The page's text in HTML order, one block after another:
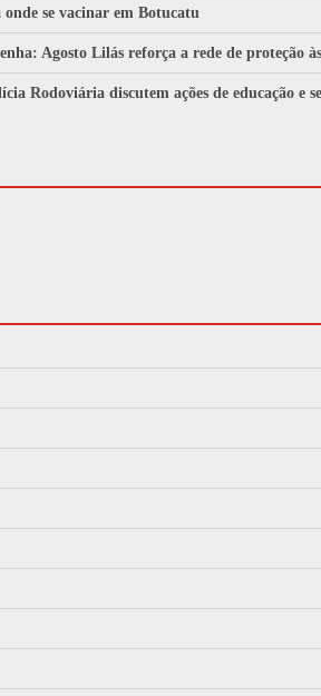
se vacinar em Botucatu
Agosto Lilás reforça a rede de proteção
Rodoviária discutem ações de educação e